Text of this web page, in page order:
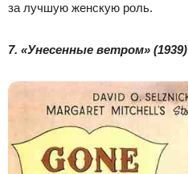
за лучшую женскую роль.
7. «Унесенные ветром» (1939)